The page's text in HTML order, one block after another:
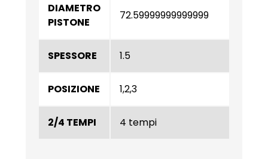
DIAMETRO
PISTONE
72.59999999999999
SPESSORE 1.5
POSIZIONE 1,2,3
2/4 TEMPI 4 tempi